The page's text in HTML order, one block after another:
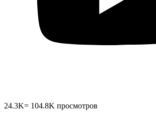
24.3K= 104.8K просмотров